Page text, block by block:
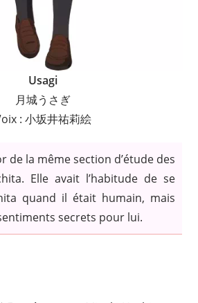
Usagi
月城うさぎ
: 小坂井祐莉絵
de la même section d’étude des
Elle avait l’habitude de se
quand il était humain, mais
secrets pour lui.